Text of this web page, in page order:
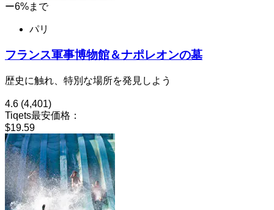
ー6%まで
パリ
フランス軍事博物館＆ナポレオンの墓
歴史に触れ、特別な場所を発見しよう
4.6 (4,401)
Tiqets最安価格：
$19.59